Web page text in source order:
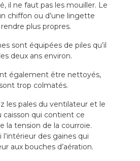
il ne faut pas les mouiller. Le
chiffon ou d’une lingette
plus propres.
sont équipées de piles qu’il
deux ans environ.
également être nettoyés,
sont trop colmatés.
les pales du ventilateur et le
qui contient ce
la tension de la courroie.
l’intérieur des gaines qui
aux bouches d’aération.